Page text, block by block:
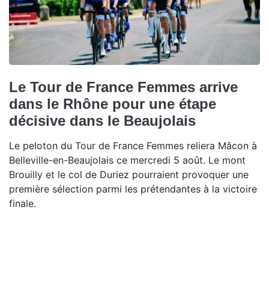
Le Tour de France Femmes arrive
dans le Rhône pour une étape
décisive dans le Beaujolais
Le peloton du Tour de France Femmes reliera Mâcon à
Belleville-en-Beaujolais ce mercredi 5 août. Le mont
Brouilly et le col de Duriez pourraient provoquer une
première sélection parmi les prétendantes à la victoire
finale.